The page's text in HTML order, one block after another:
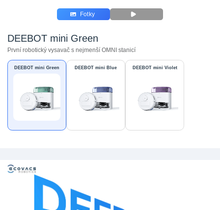
Fotky
DEEBOT mini Green
První robotický vysavač s nejmenší OMNI stanicí
DEEBOT mini Green DEEBOT mini Blue DEEBOT mini Violet